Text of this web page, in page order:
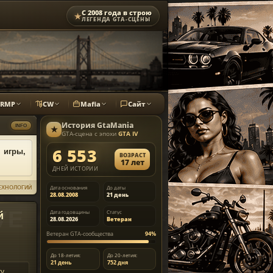
★С 2008 года в строю
ЛЕГЕНДА GTA-СЦЕНЫ
CW Mafia Сайт
INFO
игры,
★ ИсторияGtaMania
GTA-сцена с эпохи GTA IV
6 553
ДНЕЙ ИСТОРИИ
ВОЗРАСТ
17 лет
Дата основания
28.08.2008
До даты
21 день
Дата годовщины
28.08.2026
Статус
Ветеран
Ветеран GTA-сообщества
94%
До 18-летия:
21 день
До 20-летия:
752 дня